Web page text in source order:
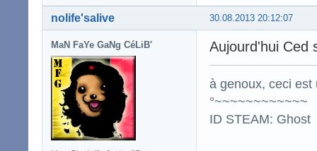
30.08.2013 20:12:07
nolife'salive
MaN FaYe GaNg CéLiB' Aujourd'hui Ced
à genoux, ceci est
°~~~~~~~~~~~~
ID STEAM: Ghost